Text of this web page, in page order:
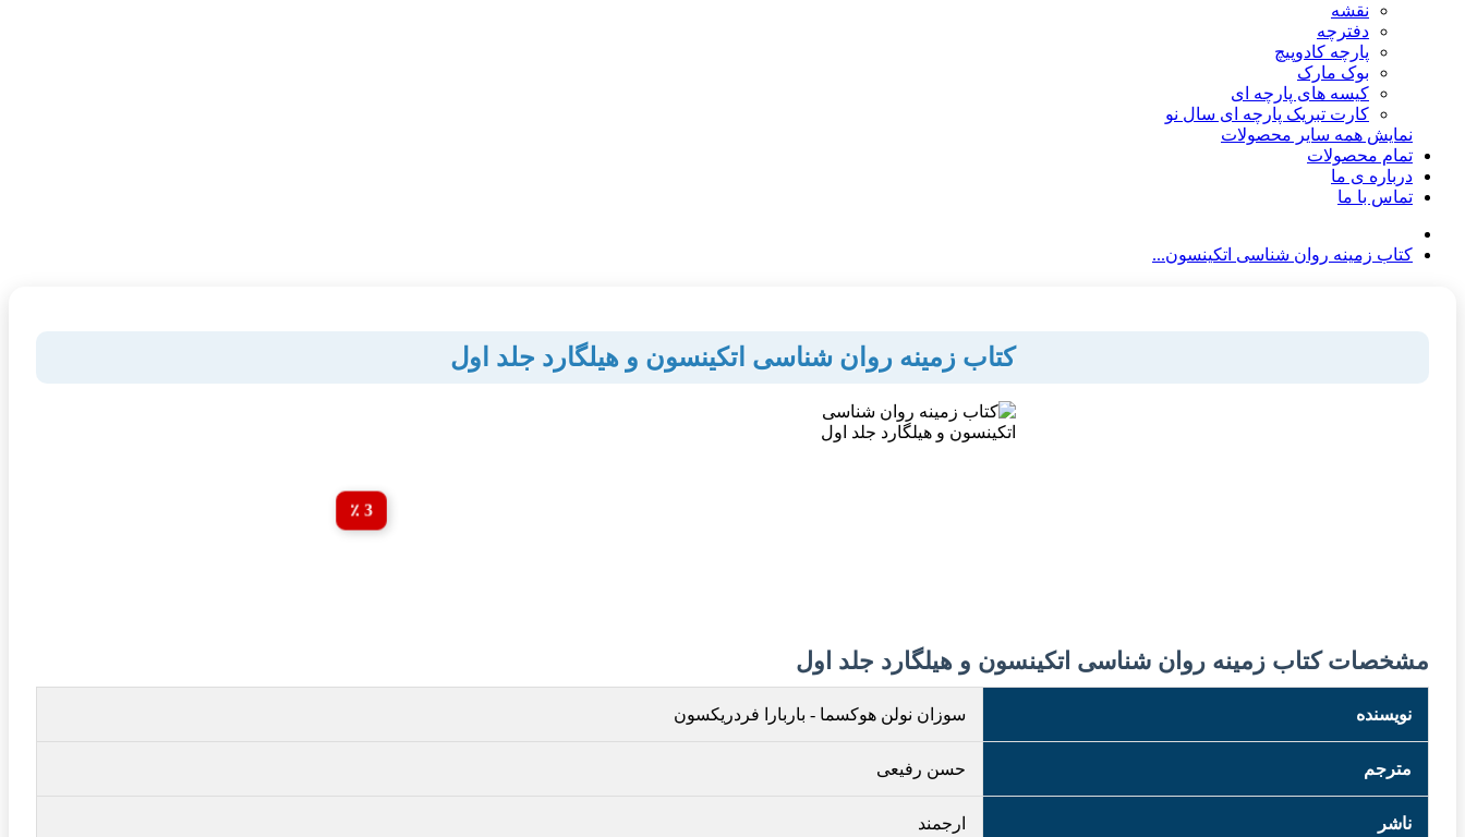
نقشه
دفترچه
پارچه کادوپیچ
بوک مارک
کیسه های پارچه ای
کارت تبریک پارچه ای سال نو
نمایش همه سایر محصولات
تمام محصولات
درباره ی ما
تماس با ما
کتاب زمینه روان شناسی اتکینسون...
کتاب زمینه روان شناسی اتکینسون و هیلگارد جلد اول
3 ٪
مشخصات کتاب زمینه روان شناسی اتکینسون و هیلگارد جلد اول
نویسنده سوزان نولن هوکسما - باربارا فردریکسون
مترجم حسن رفیعی
ناشر ارجمند